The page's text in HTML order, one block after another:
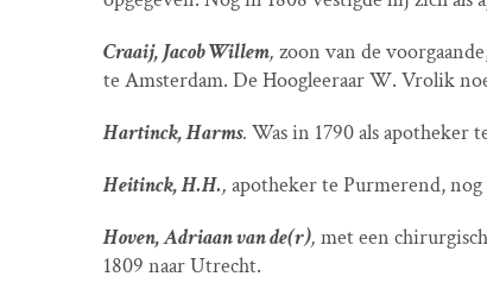
Craaij, Jacob Willem, zoon van de
te Amsterdam. De Hoogleeraar W. Vrolik
Hartinck, Harms. Was in 1790 als apotheker
Heitinck, H.H., apotheker te Purmerend, nog
Hoven, Adriaan van de(r), met een
1809 naar Utrecht.